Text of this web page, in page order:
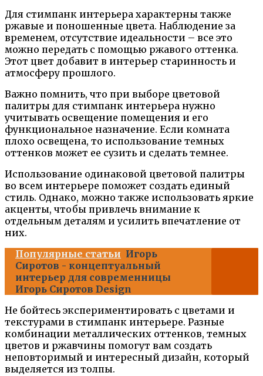
Для стимпанк интерьера характерны также
ржавые и поношенные цвета. Наблюдение за
временем, отсутствие идеальности – все это
можно передать с помощью ржавого оттенка.
Этот цвет добавит в интерьер старинность и
атмосферу прошлого.
Важно помнить, что при выборе цветовой
палитры для стимпанк интерьера нужно
учитывать освещение помещения и его
функциональное назначение. Если комната
плохо освещена, то использование темных
оттенков может ее сузить и сделать темнее.
Использование одинаковой цветовой палитры
во всем интерьере поможет создать единый
стиль. Однако, можно также использовать яркие
акценты, чтобы привлечь внимание к
отдельным деталям и усилить впечатление от
них.
Популярные статьи Игорь
Сиротов - концептуальный
интерьер для современницы
Игорь Сиротов Design
Не бойтесь экспериментировать с цветами и
текстурами в стимпанк интерьере. Разные
комбинации металлических оттенков, темных
цветов и ржавчины помогут вам создать
неповторимый и интересный дизайн, который
выделяется из толпы.